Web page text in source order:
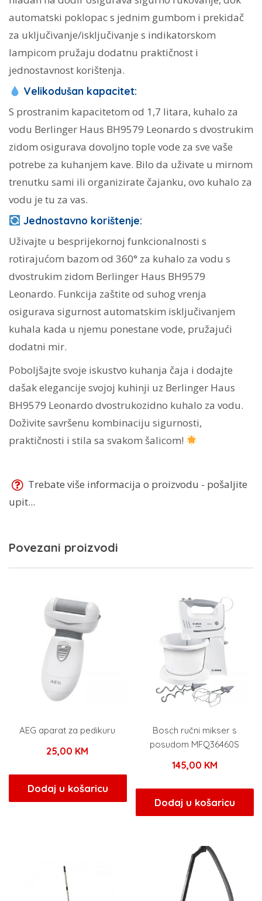
automatski poklopac s jednim gumbom i prekidač
za uključivanje/isključivanje s indikatorskom
lampicom pružaju dodatnu praktičnost i
jednostavnost korištenja.
Velikodušan kapacitet:
S prostranim kapacitetom od 1,7 litara, kuhalo za
vodu Berlinger Haus BH9579 Leonardo s dvostrukim
zidom osigurava dovoljno tople vode za sve vaše
potrebe za kuhanjem kave. Bilo da uživate u mirnom
trenutku sami ili organizirate čajanku, ovo kuhalo za
vodu je tu za vas.
Jednostavno korištenje:
Uživajte u besprijekornoj funkcionalnosti s
rotirajućom bazom od 360° za kuhalo za vodu s
dvostrukim zidom Berlinger Haus BH9579
Leonardo. Funkcija zaštite od suhog vrenja
osigurava sigurnost automatskim isključivanjem
kuhala kada u njemu ponestane vode, pružajući
dodatni mir.
Poboljšajte svoje iskustvo kuhanja čaja i dodajte
dašak elegancije svojoj kuhinji uz Berlinger Haus
BH9579 Leonardo dvostrukozidno kuhalo za vodu.
Doživite savršenu kombinaciju sigurnosti,
praktičnosti i stila sa svakom šalicom!
Trebate više informacija o proizvodu - pošaljite
upit...
Povezani proizvodi
AEG aparat za pedikuru
25,00 KM
Dodaj u košaricu
Bosch ručni mikser s
posudom MFQ36460S
145,00 KM
Dodaj u košaricu